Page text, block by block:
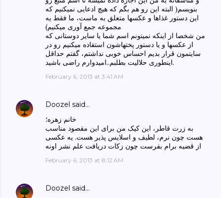
بنویسم( البته این رو هم بگم که هیچ ادعایی نمیکنیم که
این دستور غذاها و عکسها متعلق به ماست، ما فقط یه
مجموعه جمع آوری میکنیم)
من شخصا از اینکه نمیتونم اسم شما یا سایر دوستانی که
از عکسها و یا دستور پختهاشون استفاده میکنیم رو در
سایتمون قرار بدیم احساس خوبی نداشتم، گفتم حداقل
اینطوری حلالیت بطلبم..امیدوارم راضی باشید.
February 6, 2013 at 3:41 AM
Doozel said…
خانم زهره؛
به زرت قاطر، این کیک من برای این مقصود مناسب
هست چون نرم، لطیف و اسلایس پذیر هست. یه عکسی
از قضیه برام بفرست چون زکات دریافت علم نشر اونه
February 6, 2013 at 8:12 AM
Doozel said…